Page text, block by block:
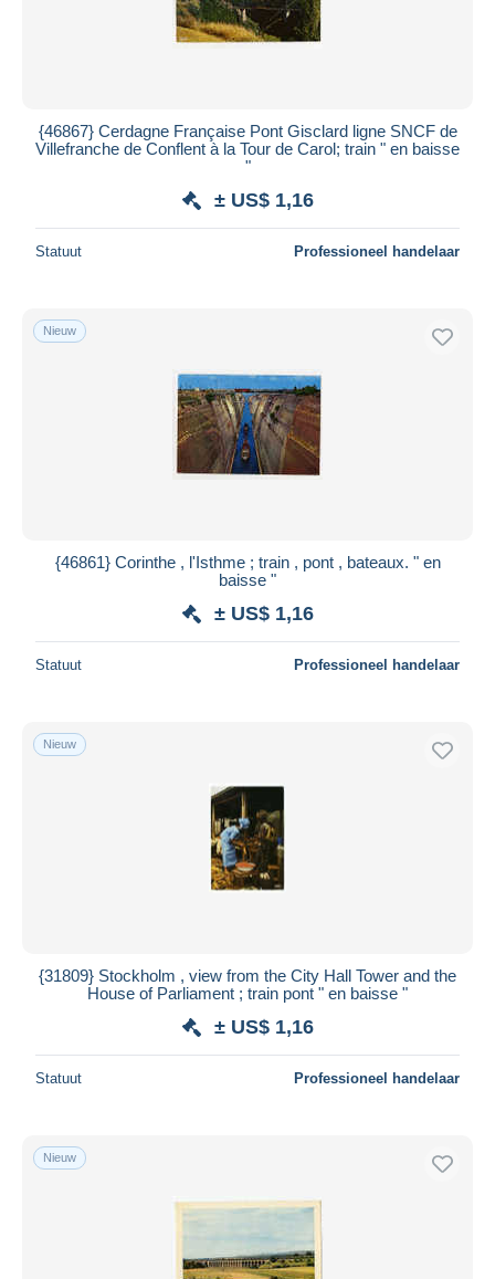
{46867} Cerdagne Française Pont Gisclard ligne SNCF de
Villefranche de Conflent à la Tour de Carol; train " en baisse
"
± US$ 1,16
Statuut Professioneel handelaar
Nieuw
{46861} Corinthe , l'Isthme ; train , pont , bateaux. " en
baisse "
± US$ 1,16
Statuut Professioneel handelaar
Nieuw
{31809} Stockholm , view from the City Hall Tower and the
House of Parliament ; train pont " en baisse "
± US$ 1,16
Statuut Professioneel handelaar
Nieuw